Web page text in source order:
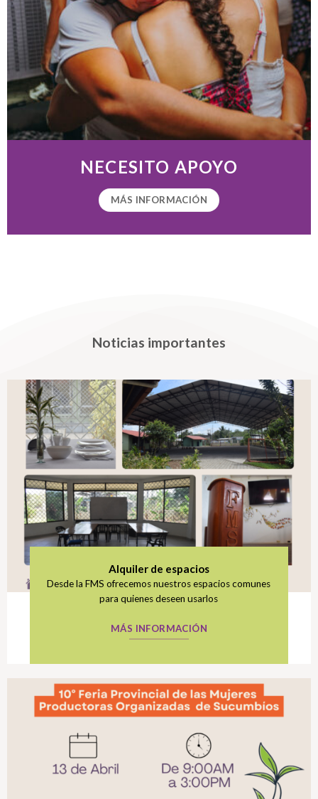
NECESITO APOYO
MÁS INFORMACIÓN
Noticias importantes
Alquiler de espacios
Desde la FMS ofrecemos nuestros espacios comunes
para quienes deseen usarlos
MÁS INFORMACIÓN